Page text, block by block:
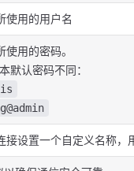
使用的用户名
用的密码。
默认密码不同：
接设置一个自定义名称，